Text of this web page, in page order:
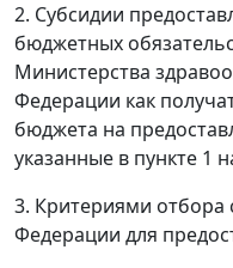
2. Субсидии
бюджетных
Министерства
Федерации как
бюджета на
указанные в пункте 1
3. Критериями отбора
Федерации для